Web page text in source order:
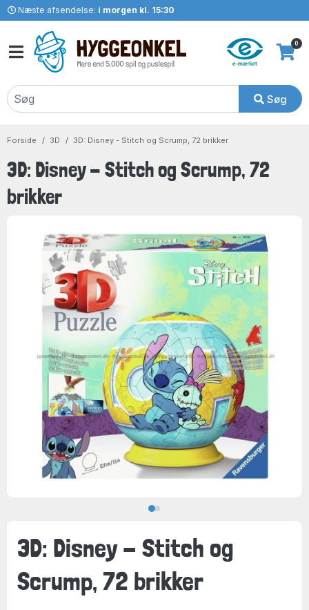
Næste afsendelse: i morgen kl. 15:30
Søg
0
Forside 3D 3D: Disney - Stitch og Scrump, 72 brikker
3D: Disney - Stitch og Scrump, 72
brikker
3D: Disney - Stitch og
Scrump, 72 brikker